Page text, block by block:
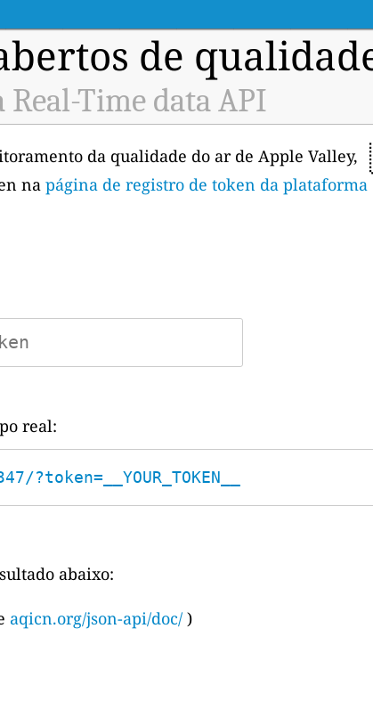
de
Time data API
da qualidade do ar de Apple Valley,
na página de registro de token da plataforma
real:
abaixo:
aqicn.org/json-api/doc/ )